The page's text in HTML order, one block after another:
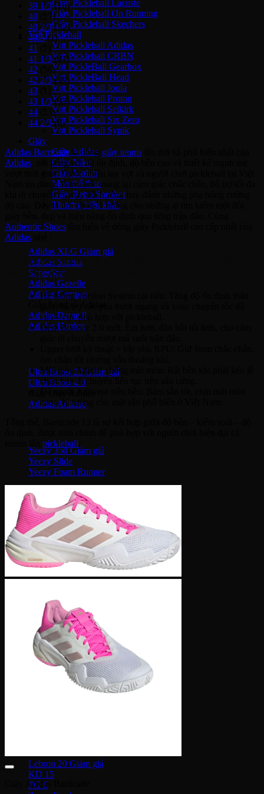
Giày Pickleball Lacoste
Giày Pickleball On Running
Giày Pickleball Skechers
Vợt Pickleball
Vợt Pickleball Adidas
Vợt Pickleball CRBN
Vợt PickleBall Gearbox
Vợt PickleBall Head
Vợt Pickleball Joola
Vợt Pickleball Proton
Vợt Pickleball Selkirk
Vợt Pickleball Six Zero
Vợt Pickleball Sypik
Giày
Giày Adidas
Giày Nike
Giày Jordan
Môn thể thao
Giày Retro Sneaker
Thương hiệu khác
Adidas Original
Adidas XLG
Adidas Samba
SuperStar
Adidas Gazelle
Adidas Campus
Adidas Dame 8
Adidas Harden
Ultra Boost 22
Ultra Boost 4.0
Adidas Adizero
Yeezy 350
Yeezy Slide
Yeezy Foam Runner
Adidas NMD
NMD R1
Adidas Collab
Human Race
Adidas Y-3
Air max 90
Air Max 97
Air max 270
Vapormax
Giày thời trang
Lebron 20
KD 15
PG 6
39 1/3 (16)
40
(27)
40 2/3 (32)
40.5 (1)
41
41 1/3 (41)
42
(36)
42 2/3 (39)
43
43 1/3 (33)
44
(23)
44 2/3 (8)
Adidas Barricadelà dòng giày tennis
Adidas , nổi tiếng với độ ổn định, độ bền cao và thiết kế mạnh mẽ
vượt thời gian. Được nhiều tay vợt và người chơi pickleball tại Việt
Nam tin dùng, Barricade mang lại cảm giác chắc chân, hỗ trợ tối đa
khi di chuyển ngang, đổi hướng hay đánh những pha bóng cường
độ cao. Đây là lựa chọn lý tưởng cho những ai tìm kiếm một đôi
Authentic Shoes
Adidas
Adidas Barricade 13 – Thế hệ mới, nâng cấp toàn
diện cho hiệu năng đỉnh cao
Hệ thống Torsion System cải tiến: Tăng độ ổn định thân
cao – cực phù hợp với pickleball.
Đệm Bounce 2.0 mới: Êm hơn, đàn hồi tốt hơn, cho cảm
Mũi giày Adituff chống mài mòn: Rất bền khi phải kéo lê
chân hay di chuyển liên tục trên sân cứng.
cao – lý tưởng cho mặt sân phổ biến ở Việt Nam.
pickleball
Giày Adidas Barricade